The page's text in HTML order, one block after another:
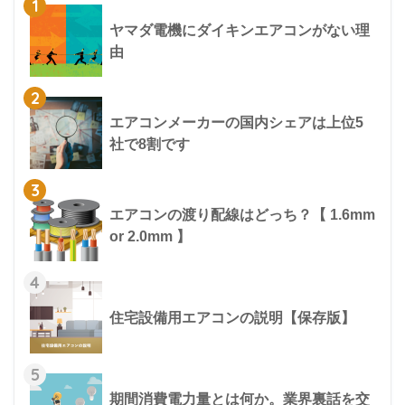
1
ヤマダ電機にダイキンエアコンがない理
由
2
エアコンメーカーの国内シェアは上位5
社で8割です
3
エアコンの渡り配線はどっち？【 1.6mm
or 2.0mm 】
4
住宅設備用エアコンの説明【保存版】
5
期間消費電力量とは何か。業界裏話を交